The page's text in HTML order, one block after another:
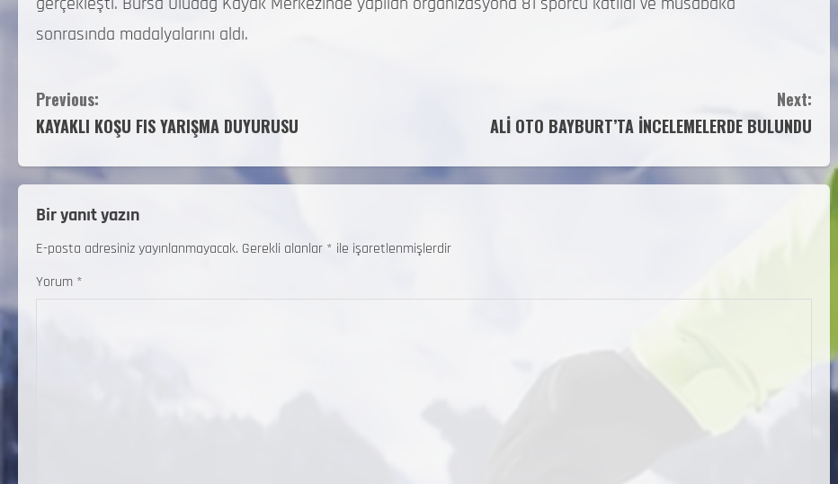
sonrasında madalyalarını aldı.
Previous:
KAYAKLI KOŞU FIS YARIŞMA DUYURUSU
Next:
ALİ OTO BAYBURT’TA İNCELEMELERDE BULUNDU
Bir yanıt yazın
E-posta adresiniz yayınlanmayacak. Gerekli alanlar * ile işaretlenmişlerdir
Yorum *